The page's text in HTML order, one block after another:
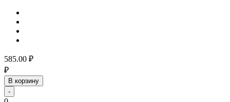
585.00 ₽
₽
В корзину
-